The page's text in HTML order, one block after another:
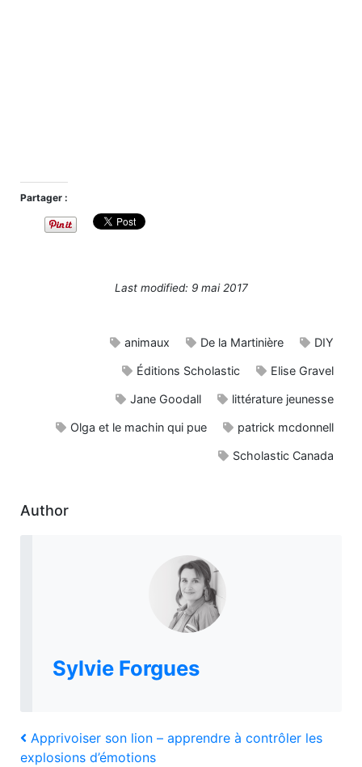
Partager :
Last modified: 9 mai 2017
animaux De la Martinière DIY
Éditions Scholastic Elise Gravel
Jane Goodall littérature jeunesse
Olga et le machin qui pue patrick mcdonnell
Scholastic Canada
Author
Sylvie Forgues
Navigation
Previous
Post
Apprivoiser son lion – apprendre à contrôler les
explosions d’émotions